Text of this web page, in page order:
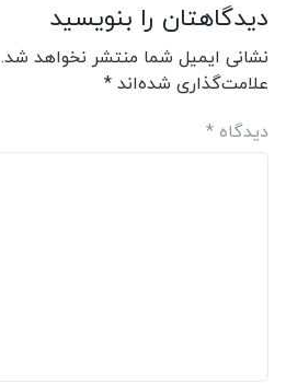
دیدگاهتان را بنویسید
نشانی ایمیل شما منتشر نخواهد شد.
علامت‌گذاری شده‌اند *
دیدگاه *